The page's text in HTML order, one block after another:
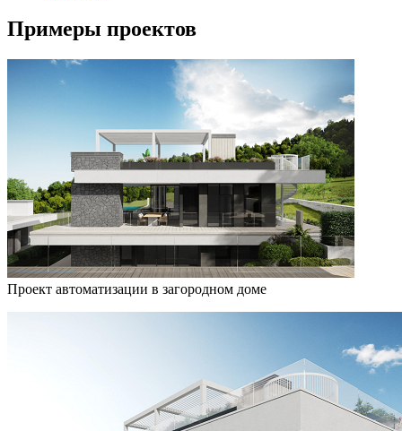
Примеры проектов
Проект автоматизации в загородном доме